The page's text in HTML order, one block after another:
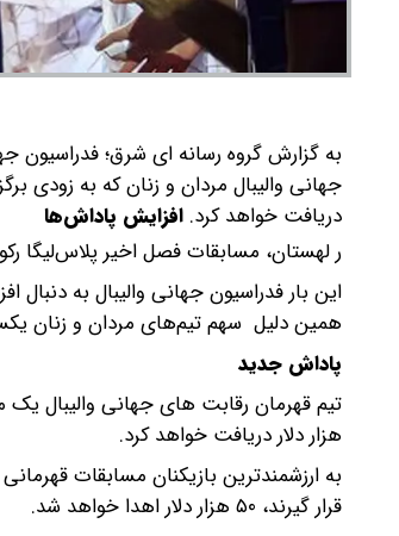
دریافت خواهد کرد. افزایش پاداش‌ها
ر لهستان، مسابقات فصل اخیر پلاس‌لیگا
این بار فدراسیون جهانی والیبال به
همین دلیل سهم تیم‌های مردان و زنان
پاداش جدید
هزار دلار دریافت خواهد کرد.
قرار گیرند، ۵۰ هزار دلار اهدا خواهد شد.